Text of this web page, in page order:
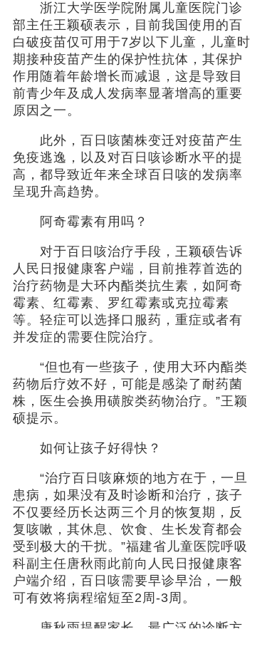
浙江大学医学院附属儿童医院门诊
部主任王颖硕表示，目前我国使用的百
白破疫苗仅可用于7岁以下儿童，儿童时
期接种疫苗产生的保护性抗体， 其保护
作用随着年龄增长而减退 ，这是导致目
前青少年及成人发病率显著增高的重要
原因之一。
此外，百日咳菌株变迁对疫苗产生
免疫逃逸，以及对百日咳诊断水平的提
高，都导致近年来全球百日咳的发病率
呈现升高趋势。
阿奇霉素有用吗？
对于百日咳治疗手段，王颖硕告诉
人民日报健康客户端，目前推荐首选的
治疗药物是大环内酯类抗生素，如阿奇
霉素、红霉素、罗红霉素或克拉霉素
等。轻症可以选择口服药，重症或者有
并发症的需要住院治疗。
“但也有一些孩子，使用大环内酯类
药物后疗效不好，可能是感染了耐药菌
株，医生会换用磺胺类药物治疗。”王颖
硕提示。
如何让孩子好得快？
“治疗百日咳麻烦的地方在于，一旦
患病，如果没有及时诊断和治疗，孩子
不仅要经历长达两三个月的恢复期，反
复咳嗽，其休息、饮食、生长发育都会
受到极大的干扰。”福建省儿童医院呼吸
科副主任唐秋雨此前向人民日报健康客
户端介绍，百日咳需要早诊早治，一般
可有效将病程缩短至2周-3周。
唐秋雨提醒家长，最广泛的诊断方